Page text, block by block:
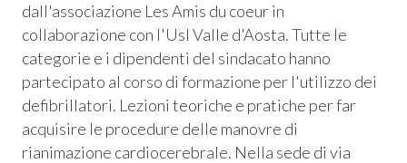
dall'associazione Les Amis du coeur in
collaborazione con l'Usl Valle d'Aosta. Tutte le
categorie e i dipendenti del sindacato hanno
partecipato al corso di formazione per l'utilizzo dei
defibrillatori. Lezioni teoriche e pratiche per far
acquisire le procedure delle manovre di
rianimazione cardiocerebrale. Nella sede di via